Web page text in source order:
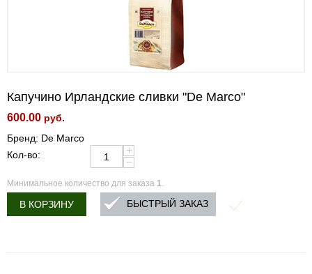
Капучино Ирландские сливки "De Marco"
600.00 руб.
Бренд: De Marco
Кол-во:
+
−
Минимальное количество для заказа 1.
В КОРЗИНУ БЫСТРЫЙ ЗАКАЗ